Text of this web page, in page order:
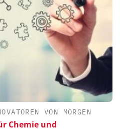
VON MORGEN
Chemie und